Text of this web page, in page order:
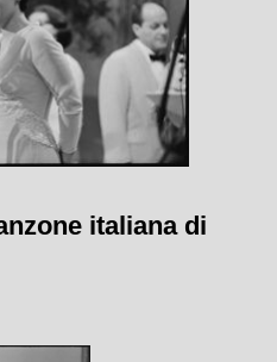
italiana di